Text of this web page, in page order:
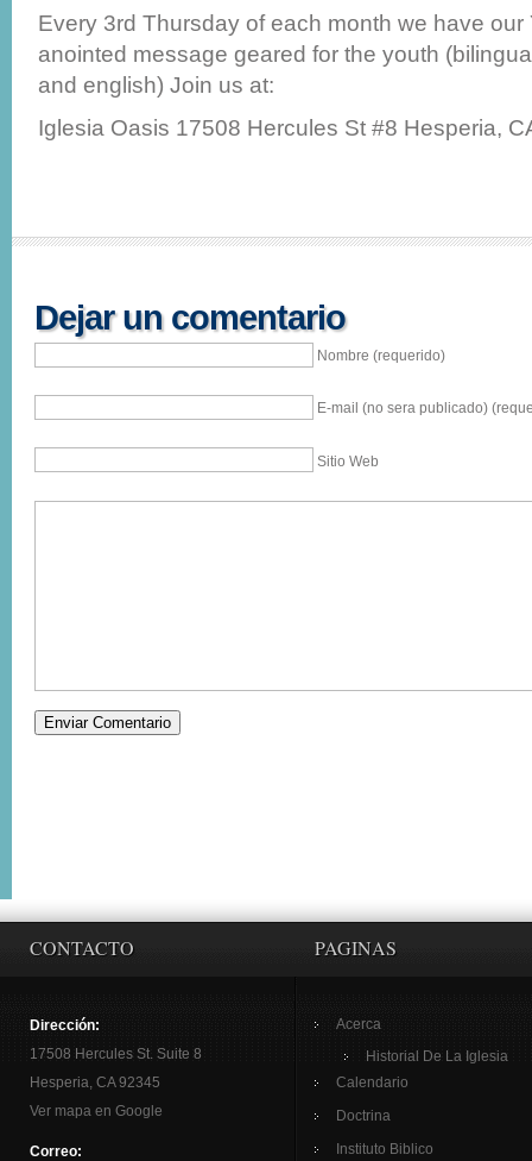
Every 3rd Thursday of each month we have our
anointed message geared for the youth
and english) Join us at:
Iglesia Oasis 17508 Hercules St #8 Hesperia,
Dejar un comentario
Nombre (requerido)
E-mail (no sera publicado)
Sitio Web
CONTACTO
Dirección:
17508 Hercules St. Suite 8
Hesperia, CA 92345
Ver mapa en Google
Correo:
PAGINAS
Acerca
Historial De La Iglesia
Calendario
Doctrina
Instituto Biblico